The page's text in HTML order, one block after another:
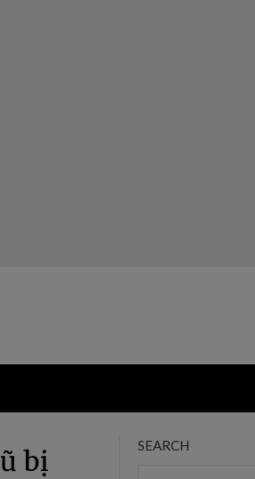
bị
SEARCH